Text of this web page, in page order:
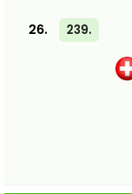
26. 239.